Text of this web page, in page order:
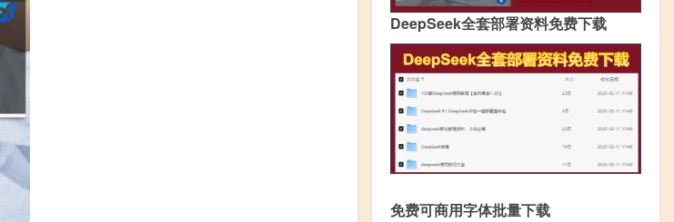
DeepSeek全套部署资料免费下载
免费可商用字体批量下载